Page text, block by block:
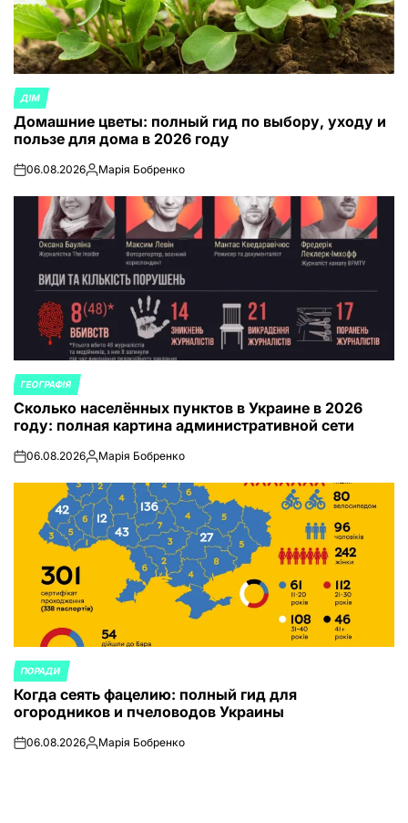
ОПУБЛИКОВАНО
В
ДІМ
Домашние цветы: полный гид по выбору, уходу и
пользе для дома в 2026 году
on06.08.2026Запись
Марія Бобренко
ОПУБЛИКОВАНО
В
ГЕОГРАФІЯ
Сколько населённых пунктов в Украине в 2026
году: полная картина административной сети
on06.08.2026Запись
Марія Бобренко
ОПУБЛИКОВАНО
В
ПОРАДИ
Когда сеять фацелию: полный гид для
огородников и пчеловодов Украины
on06.08.2026Запись
Марія Бобренко